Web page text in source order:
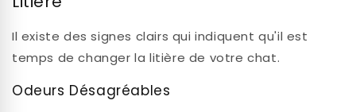
Il existe des signes clairs qui indiquent qu'il est
temps de changer la litière de votre chat.
Odeurs Désagréables